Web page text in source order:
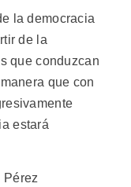
la democracia
de la
que conduzcan
que con
estará
Pérez